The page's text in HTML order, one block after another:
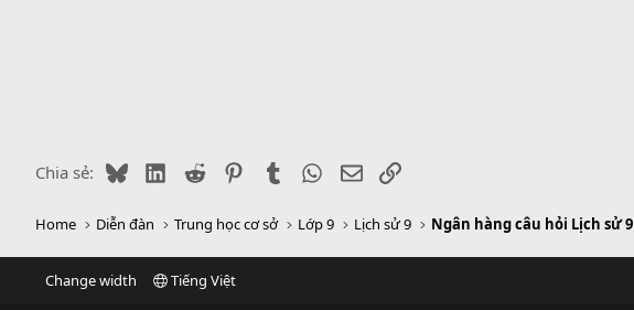
Chia sẻ: BlueskyLinkedIn
Reddit PinterestTumblr WhatsApp
EmailLink
Home Diễn đàn Trung học cơ sở Lớp 9 Lịch sử 9 Ngân hàng câu hỏi Lịch sử 9
Change width Tiếng Việt